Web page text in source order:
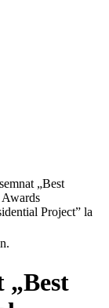
„Best
„Best